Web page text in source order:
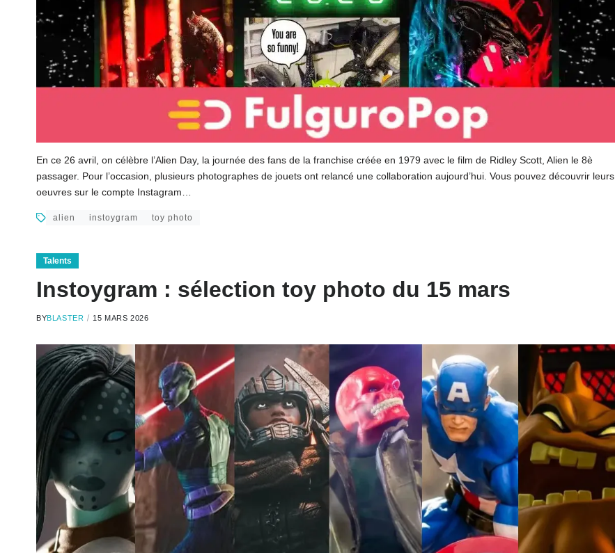
En ce 26 avril, on célèbre l’Alien Day, la journée des fans de la franchise créée en 1979 avec le film de Ridley Scott, Alien le 8è
passager. Pour l’occasion, plusieurs photographes de jouets ont relancé une collaboration aujourd’hui. Vous pouvez découvrir leurs
oeuvres sur le compte Instagram…
alien instoygram toy photo
Talents
Instoygram : sélection toy photo du 15 mars
BYBLASTER 15 MARS 2026